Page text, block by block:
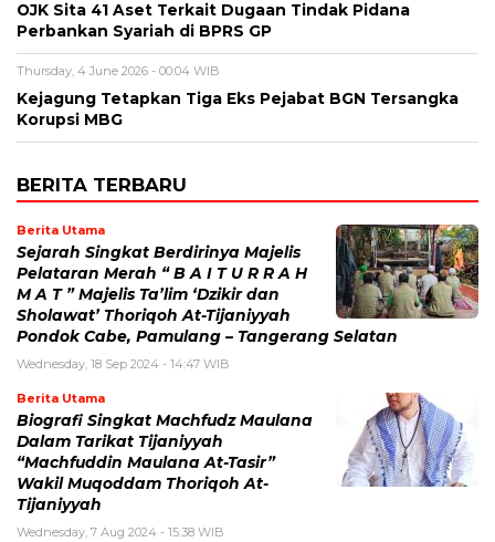
OJK Sita 41 Aset Terkait Dugaan Tindak Pidana
Perbankan Syariah di BPRS GP
Thursday, 4 June 2026 - 00:04 WIB
Kejagung Tetapkan Tiga Eks Pejabat BGN Tersangka
Korupsi MBG
BERITA TERBARU
Berita Utama
Sejarah Singkat Berdirinya Majelis
Pelataran Merah “ B A I T U R R A H
M A T ” Majelis Ta’lim ‘Dzikir dan
Sholawat’ Thoriqoh At-Tijaniyyah
Pondok Cabe, Pamulang – Tangerang Selatan
Wednesday, 18 Sep 2024 - 14:47 WIB
Berita Utama
Biografi Singkat Machfudz Maulana
Dalam Tarikat Tijaniyyah
“Machfuddin Maulana At-Tasir”
Wakil Muqoddam Thoriqoh At-
Tijaniyyah
Wednesday, 7 Aug 2024 - 15:38 WIB